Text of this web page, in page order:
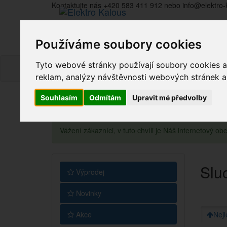
Používáme soubory cookies
Tyto webové stránky používají soubory cookies
reklam, analýzy návštěvnosti webových stránek
Souhlasím Odmítám Upravit mé předvolby
Kontaktujte nás +420 583 411 912 nebo
Vážení zákazníci, v tuto chvíli je Náš internetový
Výprodej
Novinky
Akce